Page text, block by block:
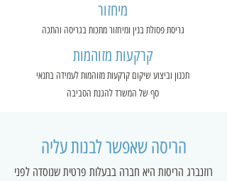
מיחזור
גריסת פסולת בנין ומיחזור מתכות בגריסה והתכה
קרקעות מזוהמות
תכנון וביצוע שיקום קרקעות מזוהמות לעמידה בתנאי
סף של המשרד להגנת הסביבה
הריסה שאפשר לבנות עליה
רוזנברג הריסות היא חברה בבעלות פרטית שנוסדה לפני